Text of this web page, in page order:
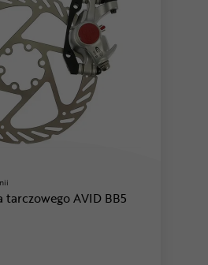
tarczowego AVID BB5